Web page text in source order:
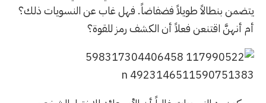
يتضمن بنطالاً طويلاً فضفاضاً. فهل غاب عن النسويات ذلك؟
أم أنهنَّ اقتنعن فعلاً أن الكشف رمز للقوة؟